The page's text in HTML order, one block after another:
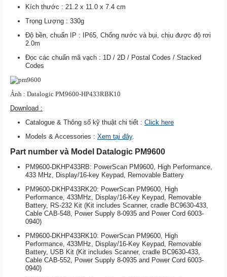
Kích thước : 21.2 x 11.0 x 7.4 cm
Trọng Lượng : 330g
Độ bền, chuẩn IP : IP65, Chống nước và bụi, chịu được độ rơi
2.0m
Đọc các chuẩn mã vạch : 1D / 2D / Postal Codes / Stacked
Codes
Ảnh : Datalogic PM9600-HP433RBK10
Download :
Catalogue & Thông số kỹ thuật chi tiết : Click here
Models & Accessories : Xem tại đây.
Part number và Model Datalogic PM9600
PM9600-DKHP433RB: PowerScan PM9600, High Performance,
433 MHz, Display/16-key Keypad, Removable Battery
PM9600-DKHP433RK20: PowerScan PM9600, High
Performance, 433MHz, Display/16-Key Keypad, Removable
Battery, RS-232 Kit (Kit includes Scanner, cradle BC9630-433,
Cable CAB-548, Power Supply 8-0935 and Power Cord 6003-
0940)
PM9600-DKHP433RK10: PowerScan PM9600, High
Performance, 433MHz, Display/16-Key Keypad, Removable
Battery, USB Kit (Kit includes Scanner, cradle BC9630-433,
Cable CAB-552, Power Supply 8-0935 and Power Cord 6003-
0940)